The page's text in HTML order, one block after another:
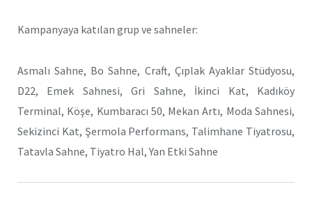
Kampanyaya katılan grup ve sahneler:
Asmalı Sahne, Bo Sahne, Craft, Çıplak Ayaklar Stüdyosu,
D22, Emek Sahnesi, Gri Sahne, İkinci Kat, Kadıköy
Terminal, Köşe, Kumbaracı 50, Mekan Artı, Moda Sahnesi,
Sekizinci Kat, Şermola Performans, Talimhane Tiyatrosu,
Tatavla Sahne, Tiyatro Hal, Yan Etki Sahne